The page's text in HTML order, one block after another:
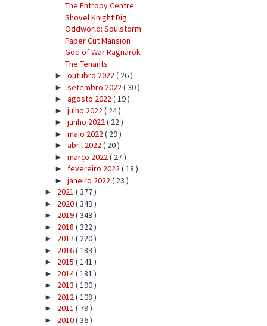
The Entropy Centre
Shovel Knight Dig
Oddworld: Soulstorm
Paper Cut Mansion
God of War Ragnarök
The Tenants
► outubro 2022( 26 )
► setembro 2022( 30 )
► agosto 2022( 19 )
► julho 2022( 24 )
► junho 2022( 22 )
► maio 2022( 29 )
► abril 2022( 20 )
► março 2022( 27 )
► fevereiro 2022( 18 )
► janeiro 2022( 23 )
► 2021 ( 377 )
► 2020( 349 )
► 2019( 349 )
► 2018 ( 322 )
► 2017( 220 )
► 2016( 183 )
► 2015 ( 141 )
► 2014( 181 )
► 2013 ( 190 )
► 2012( 108 )
► 2011 ( 79 )
► 2010( 36 )